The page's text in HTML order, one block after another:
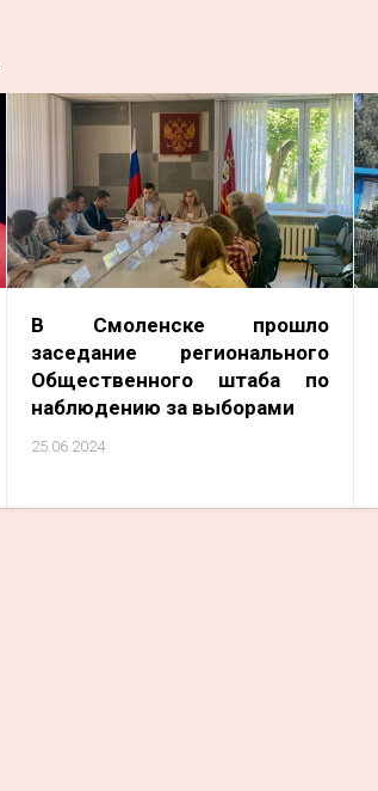
В Смоленске прошло
заседание регионального
Общественного штаба по
наблюдению за выборами
25.06.2024